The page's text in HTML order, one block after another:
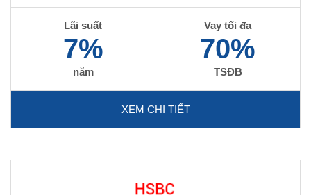
Lãi suất
7%
năm
Vay tối đa
70%
TSĐB
XEM CHI TIẾT